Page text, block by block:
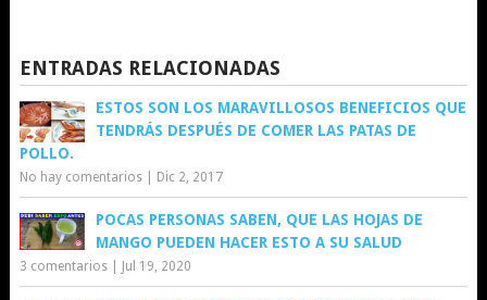
ENTRADAS RELACIONADAS
ESTOS SON LOS MARAVILLOSOS BENEFICIOS QUE
TENDRÁS DESPUÉS DE COMER LAS PATAS DE
POLLO.
No hay comentarios| Dic 2, 2017
POCAS PERSONAS SABEN, QUE LAS HOJAS DE
MANGO PUEDEN HACER ESTO A SU SALUD
3 comentarios| Jul 19, 2020